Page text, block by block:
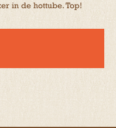
Omgeving
in de hottube. Top!